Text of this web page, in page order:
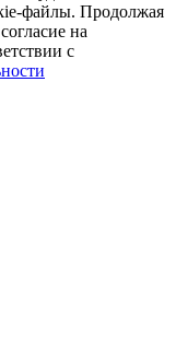
файлы. Продолжая
на
с